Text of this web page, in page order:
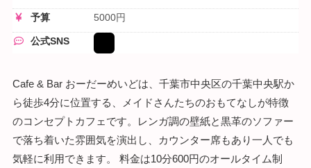
予算 5000円
公式SNS
Cafe & Bar おーだーめいどは、千葉市中央区の千葉中央駅か
ら徒歩4分に位置する、メイドさんたちのおもてなしが特徴
のコンセプトカフェです。レンガ調の壁紙と黒革のソファー
で落ち着いた雰囲気を演出し、カウンター席もあり一人でも
気軽に利用できます。 料金は10分600円のオールタイム制